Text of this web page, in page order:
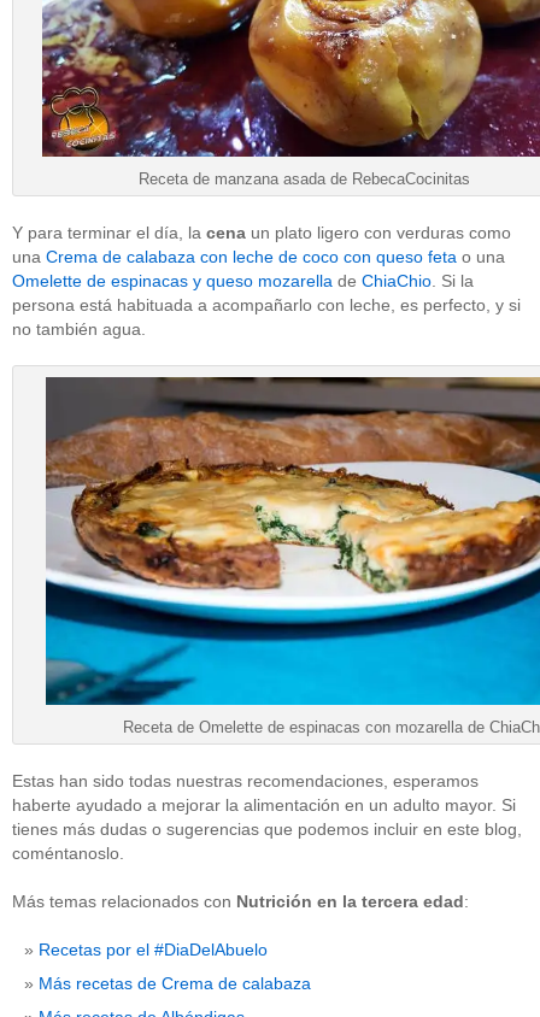
Receta de manzana asada de RebecaCocinitas
Y para terminar el día, la cena un plato ligero con verduras como
una Crema de calabaza con leche de coco con queso feta o una
Omelette de espinacas y queso mozarella de ChiaChio . Si la
persona está habituada a acompañarlo con leche, es perfecto, y si
no también agua.
Receta de Omelette de espinacas con mozarella de
Estas han sido todas nuestras recomendaciones, esperamos
haberte ayudado a mejorar la alimentación en un adulto mayor. Si
tienes más dudas o sugerencias que podemos incluir en este blog,
coméntanoslo.
Más temas relacionados con Nutrición en la tercera edad:
Recetas por el #DiaDelAbuelo
Más recetas de Crema de calabaza